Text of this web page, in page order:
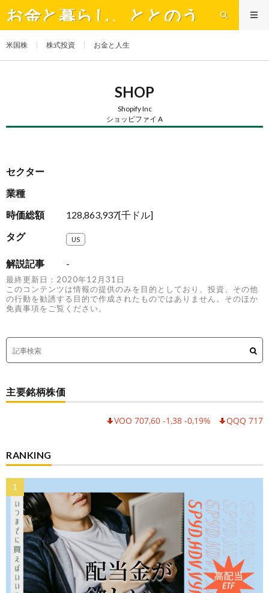
お金と暮らし、ととのう
米国株 株式投資 お金と人生
SHOP
Shopify Inc
ショッピファイ A
セクター
業種
時価総額
128,863,937[千ドル]
タグ
US
解説記事 -
最終更新日：2020年12月31日
このコンテンツは情報の提供のみを目的としており、投資、その他
の行動を勧誘する目的で作成されたものではありません。そのほか
免責事項をご覧ください。
主要銘柄株価
VOO 707,60 -1,38 -0,19% QQQ 717,30 -
RANKING